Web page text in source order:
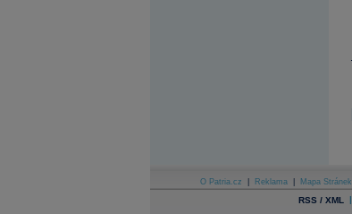
O Patria.cz Reklama Mapa Stránek
RSS / XML |